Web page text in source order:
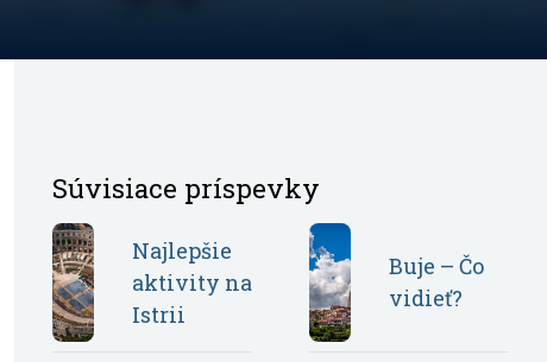
Súvisiace príspevky
Najlepšie
aktivity na
Istrii
Buje – Čo
vidieť?